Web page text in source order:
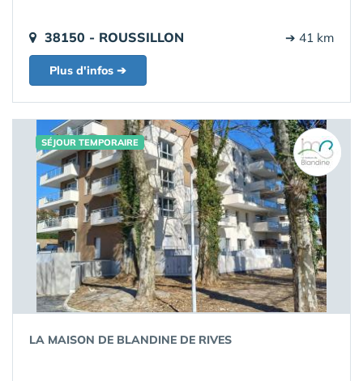
38150 - ROUSSILLON ➔ 41 km
Plus d'infos ➔
SÉJOUR TEMPORAIRE
LA MAISON DE BLANDINE DE RIVES